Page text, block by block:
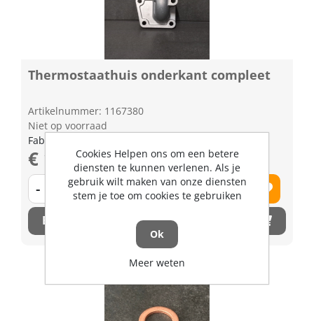
Thermostaathuis onderkant compleet
Artikelnummer: 1167380
Niet op voorraad
Fabrikant artikel nummer: 1733172703
€ 127,19 excl. BTW
- +
Bestel nu!
Cookies Helpen ons om een betere
diensten te kunnen verlenen. Als je
gebruik wilt maken van onze diensten
stem je toe om cookies te gebruiken
Ok
Meer weten